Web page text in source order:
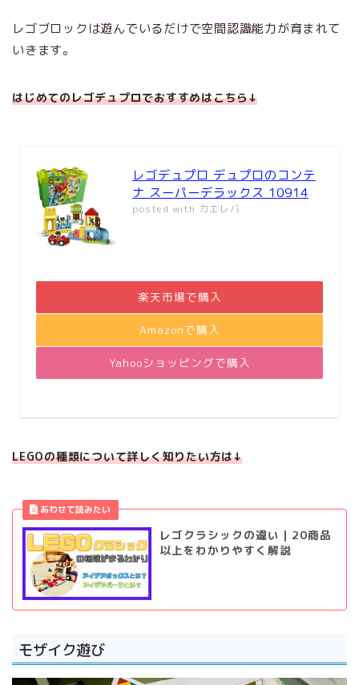
レゴブロックは遊んでいるだけで空間認識能力が育まれて
いきます。
はじめてのレゴデュプロでおすすめはこちら↓
レゴデュプロ デュプロのコンテ
ナ スーパーデラックス 10914
posted with カエレバ
楽天市場で購入
Amazonで購入
Yahooショッピングで購入
LEGOの種類について詳しく知りたい方は↓
レゴクラシックの違い｜20商品
以上をわかりやすく解説
モザイク遊び